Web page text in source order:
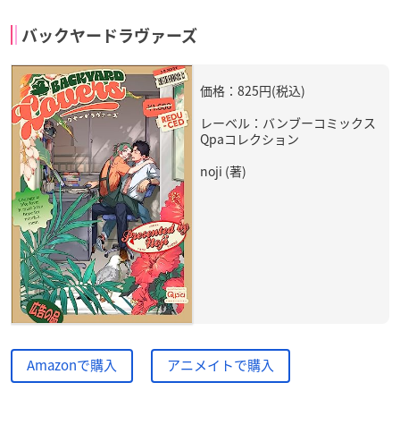
バックヤードラヴァーズ
価格：825円(税込)
レーベル：バンブーコミックス
Qpaコレクション
noji (著)
Amazonで購入 アニメイトで購入